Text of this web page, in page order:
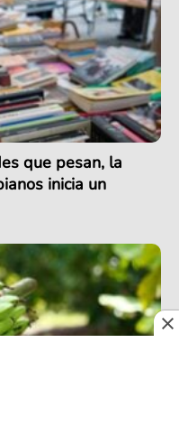
que pesan, la
inicia un